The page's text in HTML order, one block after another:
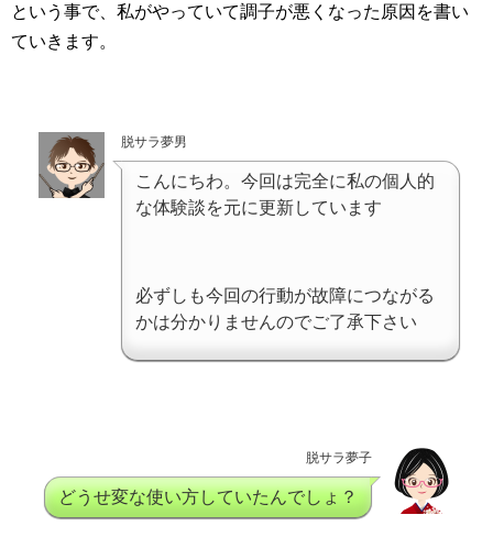
という事で、私がやっていて調子が悪くなった原因を書い
ていきます。
脱サラ夢男
こんにちわ。今回は完全に私の個人的
な体験談を元に更新しています
必ずしも今回の行動が故障につながる
かは分かりませんのでご了承下さい
脱サラ夢子
どうせ変な使い方していたんでしょ？